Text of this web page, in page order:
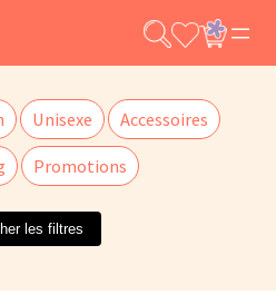
Unisexe Accessoires
Promotions
les filtres